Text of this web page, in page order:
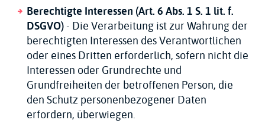
Berechtigte Interessen (Art. 6 Abs. 1 S. 1 lit. f.
DSGVO)- Die Verarbeitung ist zur Wahrung der
berechtigten Interessen des Verantwortlichen
oder eines Dritten erforderlich, sofern nicht die
Interessen oder Grundrechte und
Grundfreiheiten der betroffenen Person, die
den Schutz personenbezogener Daten
erfordern, überwiegen.